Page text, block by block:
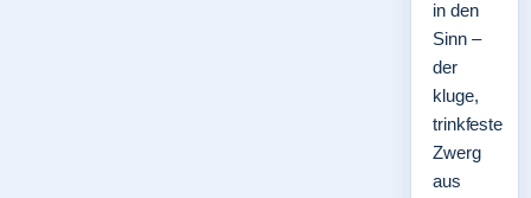
in den
Sinn –
der
kluge,
trinkfeste
Zwerg
aus